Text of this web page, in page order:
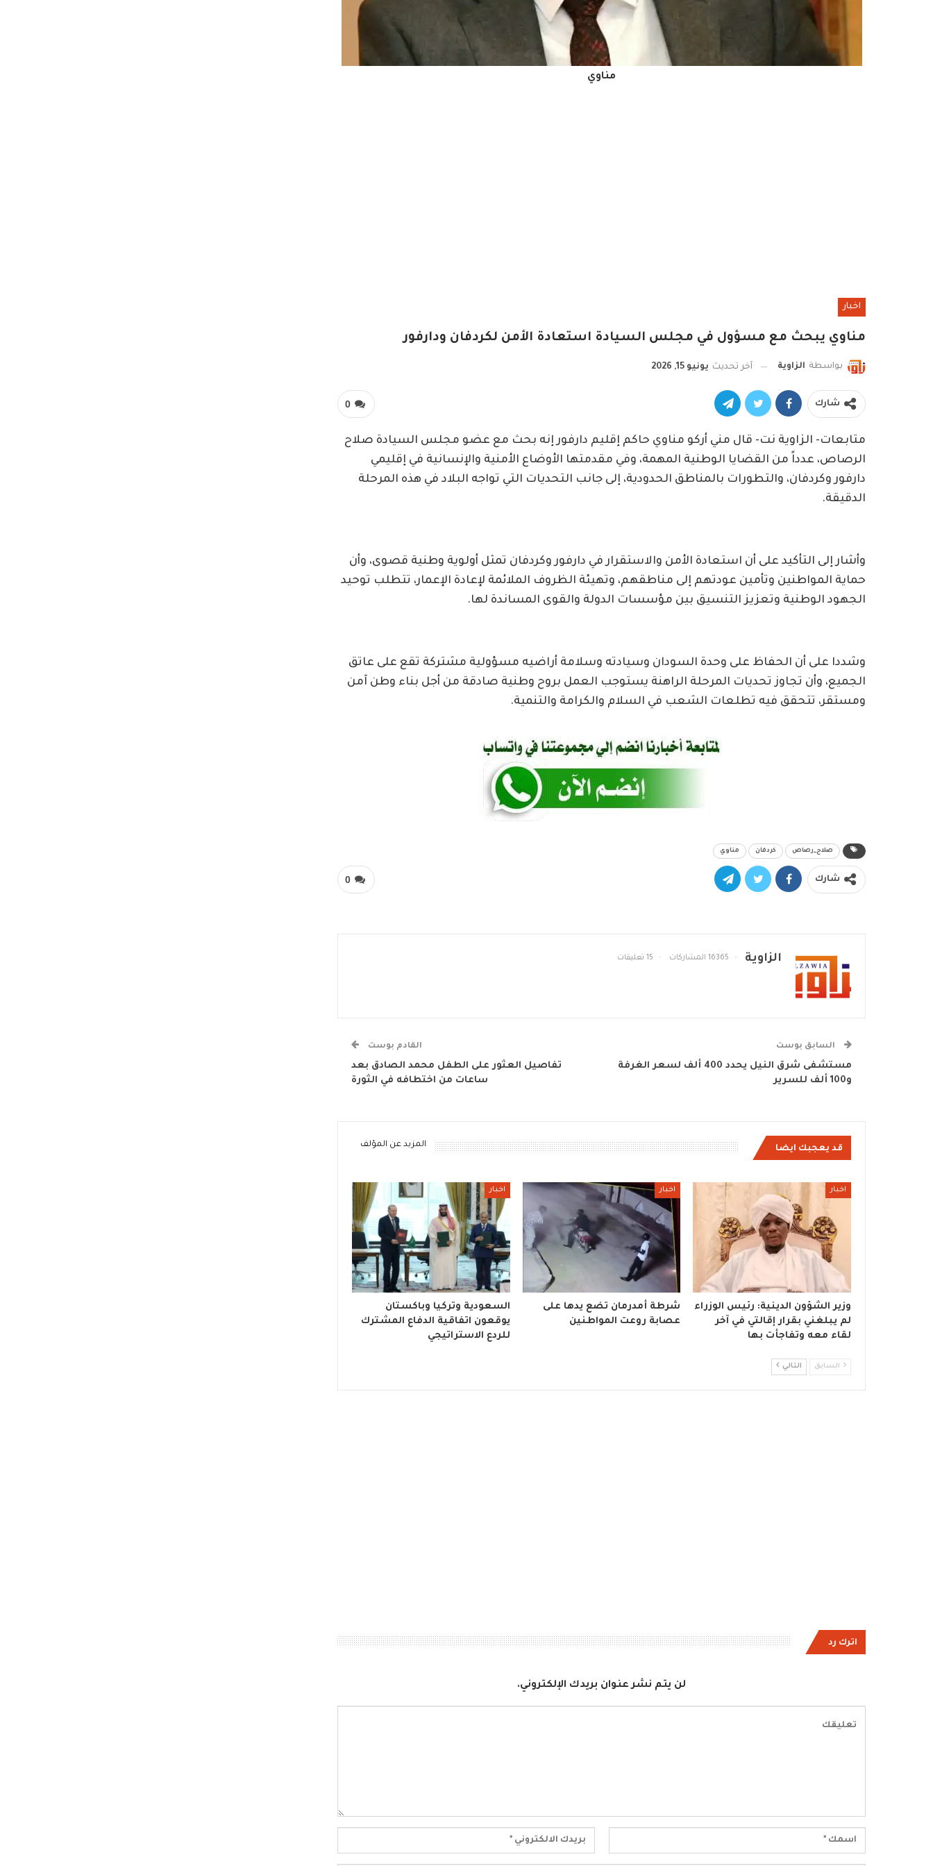
مناوي
اخبار
مناوي يبحث مع مسؤول في مجلس السيادة استعادة الأمن لكردفان ودارفور
بواسطة الزاوية آخر تحديث يونيو 15, 2026
0 شارك
متابعات- الزاوية نت- قال مني أركو مناوي حاكم إقليم دارفور إنه بحث مع عضو مجلس السيادة صلاح
الرصاص، عدداً من القضايا الوطنية المهمة، وفي مقدمتها الأوضاع الأمنية والإنسانية في إقليمي
دارفور وكردفان، والتطورات بالمناطق الحدودية، إلى جانب التحديات التي تواجه البلاد في هذه المرحلة
الدقيقة.
وأشار إلى التأكيد على أن استعادة الأمن والاستقرار في دارفور وكردفان تمثل أولوية وطنية قصوى، وأن
حماية المواطنين وتأمين عودتهم إلى مناطقهم، وتهيئة الظروف الملائمة لإعادة الإعمار، تتطلب توحيد
الجهود الوطنية وتعزيز التنسيق بين مؤسسات الدولة والقوى المساندة لها.
وشددا على أن الحفاظ على وحدة السودان وسيادته وسلامة أراضيه مسؤولية مشتركة تقع على عاتق
الجميع، وأن تجاوز تحديات المرحلة الراهنة يستوجب العمل بروح وطنية صادقة من أجل بناء وطن آمن
ومستقر، تتحقق فيه تطلعات الشعب في السلام والكرامة والتنمية.
صلاح_رصاص كردفان مناوي
0 شارك
الزاوية 16365 المشاركات 15 تعليقات
السابق بوست
مستشفى شرق النيل يحدد 400 ألف لسعر الغرفة
و100 ألف للسرير
القادم بوست
تفاصيل العثور على الطفل محمد الصادق بعد
ساعات من اختطافه في الثورة
قد يعجبك ايضا المزيد عن المؤلف
اخبار
وزير الشؤون الدينية: رئيس الوزراء
لم يبلغني بقرار إقالتي في آخر
لقاء معه وتفاجأت بها
اخبار
شرطة أمدرمان تضع يدها على
عصابة روعت المواطنين
اخبار
السعودية وتركيا وباكستان
يوقعون اتفاقية الدفاع المشترك
للردع الاستراتيجي
السابق التالي
اترك رد
لن يتم نشر عنوان بريدك الإلكتروني.